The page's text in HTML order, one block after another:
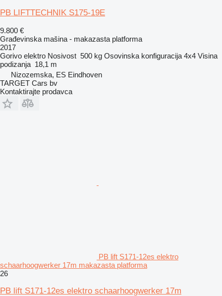
PB LIFTTECHNIK S175-19E
9.800 €
Građevinska mašina - makazasta platforma
2017
Gorivo elektro Nosivost 500 kg Osovinska konfiguracija 4x4 Visina
podizanja 18,1 m
Nizozemska, ES Eindhoven
TARGET Cars bv
Kontaktirajte prodavca
PB lift S171-12es elektro
schaarhoogwerker 17m makazasta platforma
26
PB lift S171-12es elektro schaarhoogwerker 17m